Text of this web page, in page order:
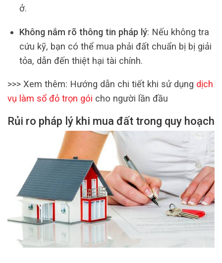
ở.
Không nắm rõ thông tin pháp lý: Nếu không tra
cứu kỹ, bạn có thể mua phải đất chuẩn bị bị giải
tỏa, dẫn đến thiệt hại tài chính.
>>> Xem thêm: Hướng dẫn chi tiết khi sử dụng dịch
vụ làm sổ đỏ trọn gói cho người lần đầu
Rủi ro pháp lý khi mua đất trong quy hoạch